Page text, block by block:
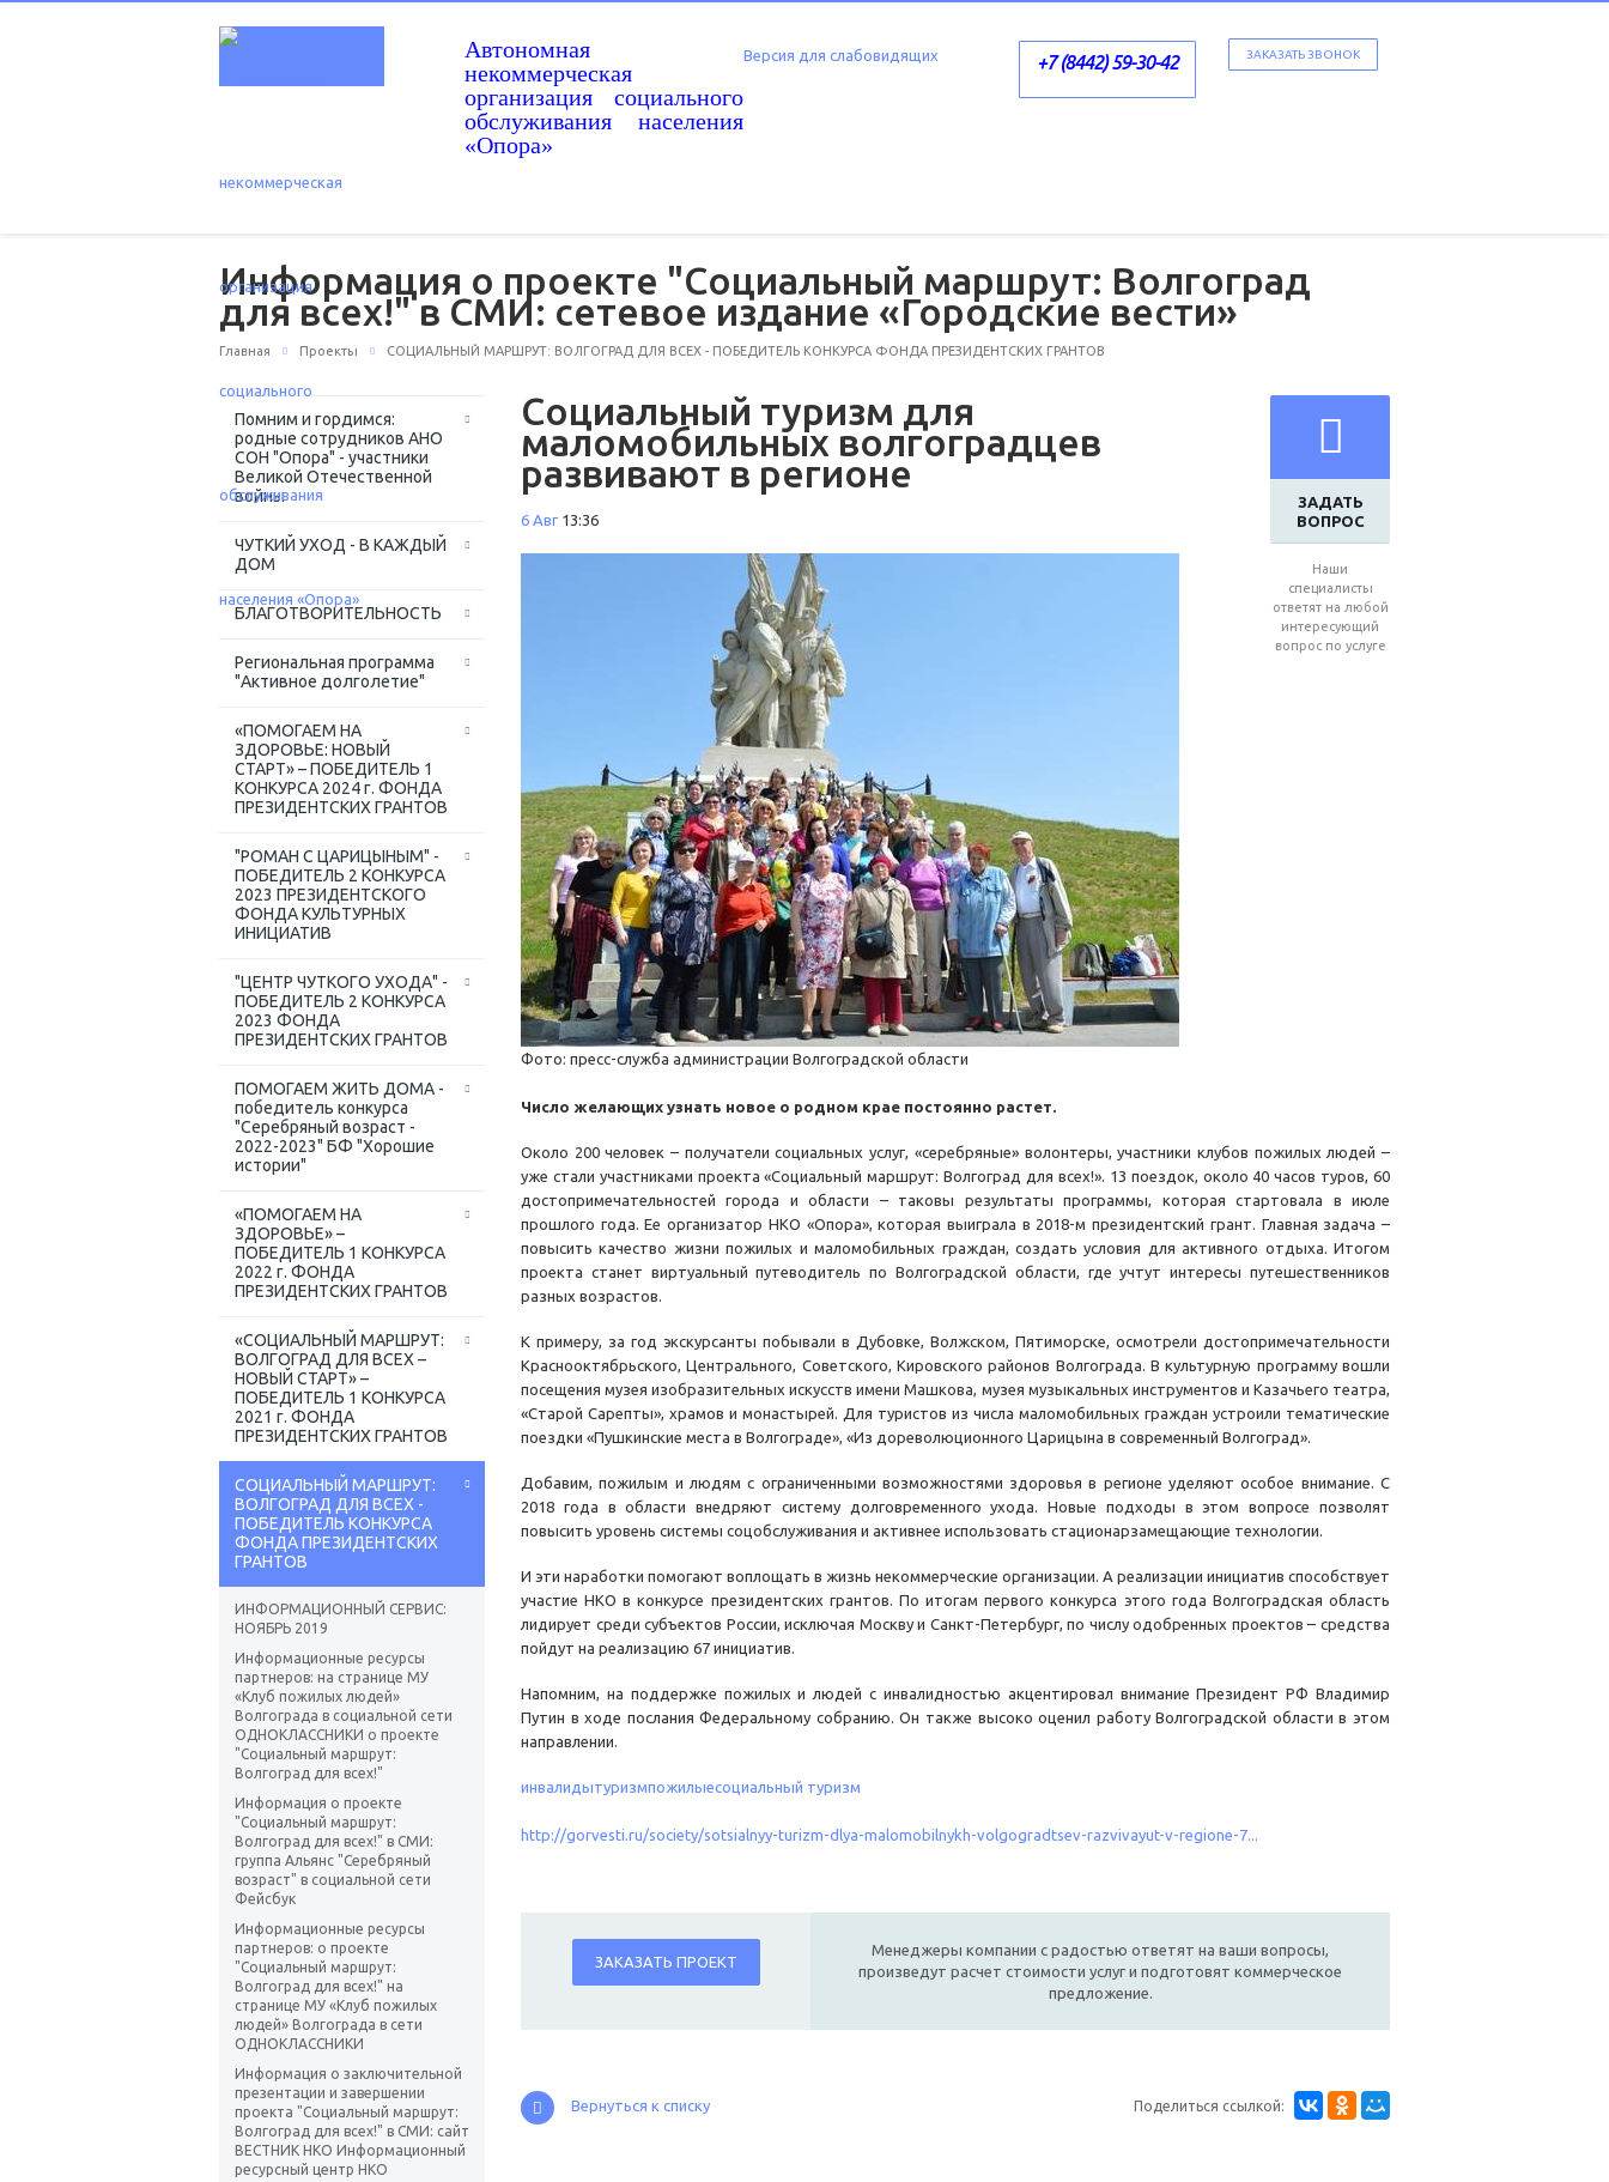
Автономная
некоммерческая
организация социального
обслуживания населения
«Опора»
ЗАКАЗАТЬ ЗВОНОК
+7 (8442) 59-30-42
Версия для слабовидящих
Информация о проекте "Социальный маршрут: Волгоград
для всех!" в СМИ: сетевое издание «Городские вести»
Главная Проекты СОЦИАЛЬНЫЙ МАРШРУТ: ВОЛГОГРАД ДЛЯ ВСЕХ - ПОБЕДИТЕЛЬ КОНКУРСА ФОНДА ПРЕЗИДЕНТСКИХ ГРАНТОВ
Помним и гордимся:
родные сотрудников АНО
СОН "Опора" - участники
Великой Отечественной
войны
ЧУТКИЙ УХОД - В КАЖДЫЙ
ДОМ
БЛАГОТВОРИТЕЛЬНОСТЬ
Региональная программа
"Активное долголетие"
«ПОМОГАЕМ НА
ЗДОРОВЬЕ: НОВЫЙ
СТАРТ» – ПОБЕДИТЕЛЬ 1
КОНКУРСА 2024 г. ФОНДА
ПРЕЗИДЕНТСКИХ ГРАНТОВ
"РОМАН С ЦАРИЦЫНЫМ" -
ПОБЕДИТЕЛЬ 2 КОНКУРСА
2023 ПРЕЗИДЕНТСКОГО
ФОНДА КУЛЬТУРНЫХ
ИНИЦИАТИВ
"ЦЕНТР ЧУТКОГО УХОДА" -
ПОБЕДИТЕЛЬ 2 КОНКУРСА
2023 ФОНДА
ПРЕЗИДЕНТСКИХ ГРАНТОВ
ПОМОГАЕМ ЖИТЬ ДОМА -
победитель конкурса
"Серебряный возраст -
2022-2023" БФ "Хорошие
истории"
«ПОМОГАЕМ НА
ЗДОРОВЬЕ» –
ПОБЕДИТЕЛЬ 1 КОНКУРСА
2022 г. ФОНДА
ПРЕЗИДЕНТСКИХ ГРАНТОВ
«СОЦИАЛЬНЫЙ МАРШРУТ:
ВОЛГОГРАД ДЛЯ ВСЕХ –
НОВЫЙ СТАРТ» –
ПОБЕДИТЕЛЬ 1 КОНКУРСА
2021 г. ФОНДА
ПРЕЗИДЕНТСКИХ ГРАНТОВ
СОЦИАЛЬНЫЙ МАРШРУТ:
ВОЛГОГРАД ДЛЯ ВСЕХ -
ПОБЕДИТЕЛЬ КОНКУРСА
ФОНДА ПРЕЗИДЕНТСКИХ
ГРАНТОВ
ИНФОРМАЦИОННЫЙ СЕРВИС:
НОЯБРЬ 2019
Информационные ресурсы
партнеров: на странице МУ
«Клуб пожилых людей»
Волгограда в социальной сети
ОДНОКЛАССНИКИ о проекте
"Социальный маршрут:
Волгоград для всех!"
Информация о проекте
"Социальный маршрут:
Волгоград для всех!" в СМИ:
группа Альянс "Серебряный
возраст" в социальной сети
Фейсбук
Информационные ресурсы
партнеров: о проекте
"Социальный маршрут:
Волгоград для всех!" на
странице МУ «Клуб пожилых
людей» Волгограда в сети
ОДНОКЛАССНИКИ
Информация о заключительной
презентации и завершении
проекта "Социальный маршрут:
Волгоград для всех!" в СМИ: сайт
ВЕСТНИК НКО Информационный
ресурсный центр НКО
ЗАДАТЬ
ВОПРОС
Наши
специалисты
ответят на любой
интересующий
вопрос по услуге
Социальный туризм для
маломобильных волгоградцев
развивают в регионе
6 Авг 13:36
Фото: пресс-служба администрации Волгоградской области
Число желающих узнать новое о родном крае постоянно растет.
Около 200 человек – получатели социальных услуг, «серебряные» волонтеры, участники клубов пожилых людей –
уже стали участниками проекта «Социальный маршрут: Волгоград для всех!». 13 поездок, около 40 часов туров, 60
достопримечательностей города и области – таковы результаты программы, которая стартовала в июле
прошлого года. Ее организатор НКО «Опора», которая выиграла в 2018-м президентский грант. Главная задача –
повысить качество жизни пожилых и маломобильных граждан, создать условия для активного отдыха. Итогом
проекта станет виртуальный путеводитель по Волгоградской области, где учтут интересы путешественников
разных возрастов.
К примеру, за год экскурсанты побывали в Дубовке, Волжском, Пятиморске, осмотрели достопримечательности
Краснооктябрьского, Центрального, Советского, Кировского районов Волгограда. В культурную программу вошли
посещения музея изобразительных искусств имени Машкова, музея музыкальных инструментов и Казачьего театра,
«Старой Сарепты», храмов и монастырей. Для туристов из числа маломобильных граждан устроили тематические
поездки «Пушкинские места в Волгограде», «Из дореволюционного Царицына в современный Волгоград».
Добавим, пожилым и людям с ограниченными возможностями здоровья в регионе уделяют особое внимание. С
2018 года в области внедряют систему долговременного ухода. Новые подходы в этом вопросе позволят
повысить уровень системы соцобслуживания и активнее использовать стационарзамещающие технологии.
И эти наработки помогают воплощать в жизнь некоммерческие организации. А реализации инициатив способствует
участие НКО в конкурсе президентских грантов. По итогам первого конкурса этого года Волгоградская область
лидирует среди субъектов России, исключая Москву и Санкт-Петербург, по числу одобренных проектов – средства
пойдут на реализацию 67 инициатив.
Напомним, на поддержке пожилых и людей с инвалидностью акцентировал внимание Президент РФ Владимир
Путин в ходе послания Федеральному собранию. Он также высоко оценил работу Волгоградской области в этом
направлении.
инвалидытуризмпожилыесоциальный туризм
http://gorvesti.ru/society/sotsialnyy-turizm-dlya-malomobilnykh-volgogradtsev-razvivayut-v-regione-7...
ЗАКАЗАТЬ ПРОЕКТ
Менеджеры компании с радостью ответят на ваши вопросы,
произведут расчет стоимости услуг и подготовят коммерческое
предложение.
Поделиться ссылкой:
Вернуться к списку